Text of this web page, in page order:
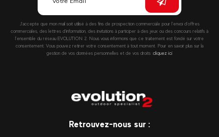
J’accepte que mon mail soit utilisé à des fins de prospection commerciale pour l’envoi d’offres
commerciales, des lettres d’information, des invitations à participer à des jeux ou des concours relatifs à
l’ensemble du réseau EVOLUTION 2. Nous vous informons que ce traitement est fondé sur votre
consentement. Vous pouvez retirer votre consentement à tout moment. Pour en savoir plus sur la
gestion de vos données personnelles et de vos droits :cliquez ici
Retrouvez-nous sur :